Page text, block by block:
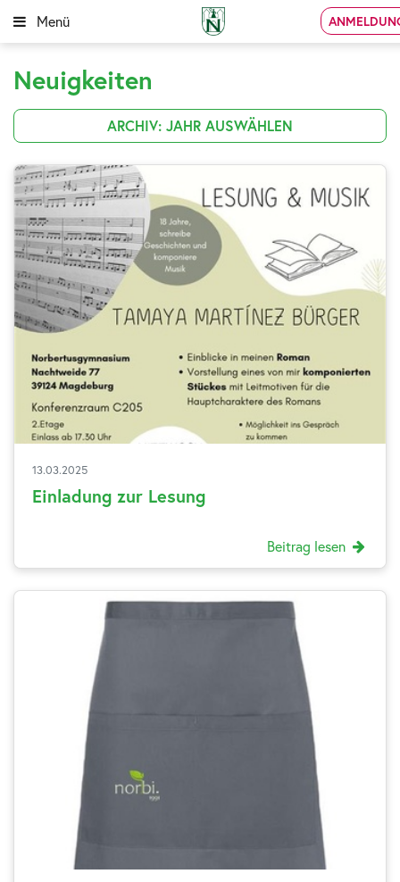
Menü
Neuigkeiten
13.03.2025
Einladung zur Lesung
Beitrag lesen
ARCHIV: JAHR AUSWÄHLEN